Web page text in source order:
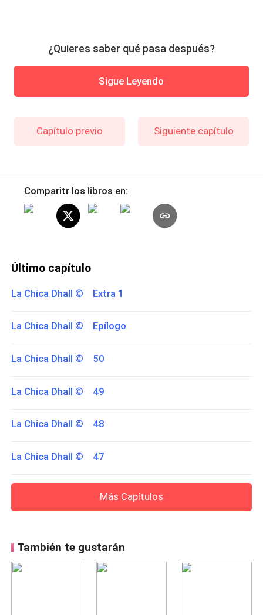
¿Quieres saber qué pasa después?
Sigue Leyendo
Capítulo previo Siguiente capítulo
Comparitr los libros en:
Último capítulo
La Chica Dhall © Extra 1
La Chica Dhall © Epílogo
La Chica Dhall © 50
La Chica Dhall © 49
La Chica Dhall © 48
La Chica Dhall © 47
Más Capítulos
También te gustarán